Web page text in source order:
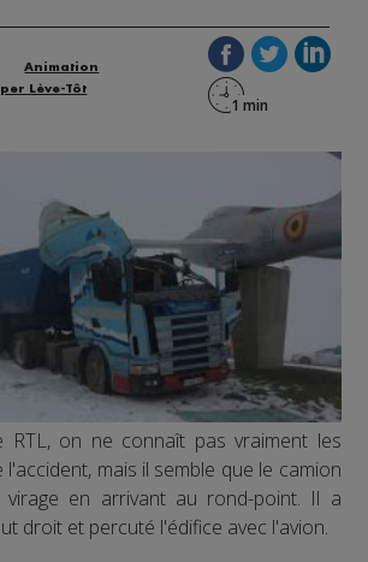
Animation
Lève-Tôt
RTL, on ne connaît pas vraiment les
mais il semble que le camion
en arrivant au rond-point. Il a
droit et percuté l'édifice avec l'avion.